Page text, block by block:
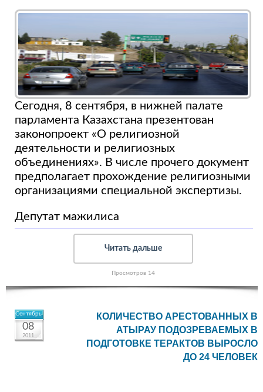
Сегодня, 8 сентября, в нижней палате
парламента Казахстана презентован
законопроект «О религиозной
деятельности и религиозных
объединениях». В числе прочего документ
предполагает прохождение религиозными
организациями специальной экспертизы.
Депутат мажилиса
Читать дальше
Просмотров 14
Сентябрь
08
2011
КОЛИЧЕСТВО АРЕСТОВАННЫХ В
АТЫРАУ ПОДОЗРЕВАЕМЫХ В
ПОДГОТОВКЕ ТЕРАКТОВ ВЫРОСЛО
ДО 24 ЧЕЛОВЕК